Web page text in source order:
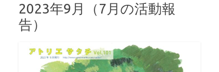
2023年9月（7月の活動報
告）